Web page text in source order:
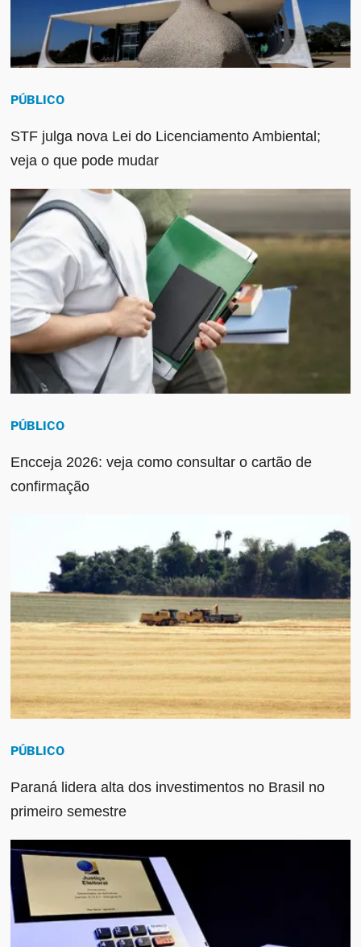
PÚBLICO
STF julga nova Lei do Licenciamento Ambiental;
veja o que pode mudar
PÚBLICO
Encceja 2026: veja como consultar o cartão de
confirmação
PÚBLICO
Paraná lidera alta dos investimentos no Brasil no
primeiro semestre